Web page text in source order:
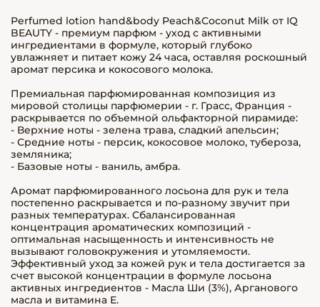
Perfumed lotion hand&body Peach&Coconut Milk от IQ
BEAUTY - премиум парфюм - уход с активными
ингредиентами в формуле, который глубоко
увлажняет и питает кожу 24 часа, оставляя роскошный
аромат персика и кокосового молока.
Премиальная парфюмированная композиция из
мировой столицы парфюмерии - г. Грасс, Франция -
раскрывается по объемной ольфакторной пирамиде:
- Верхние ноты - зелена трава, сладкий апельсин;
- Средние ноты - персик, кокосовое молоко, тубероза,
земляника;
- Базовые ноты - ваниль, амбра.
Аромат парфюмированного лосьона для рук и тела
постепенно раскрывается и по-разному звучит при
разных температурах. Сбалансированная
концентрация ароматических композиций -
оптимальная насыщенность и интенсивность не
вызывают головокружения и утомляемости.
Эффективный уход за кожей рук и тела достигается за
счет высокой концентрации в формуле лосьона
активных ингредиентов - Масла Ши (3%), Арганового
масла и витамина Е.